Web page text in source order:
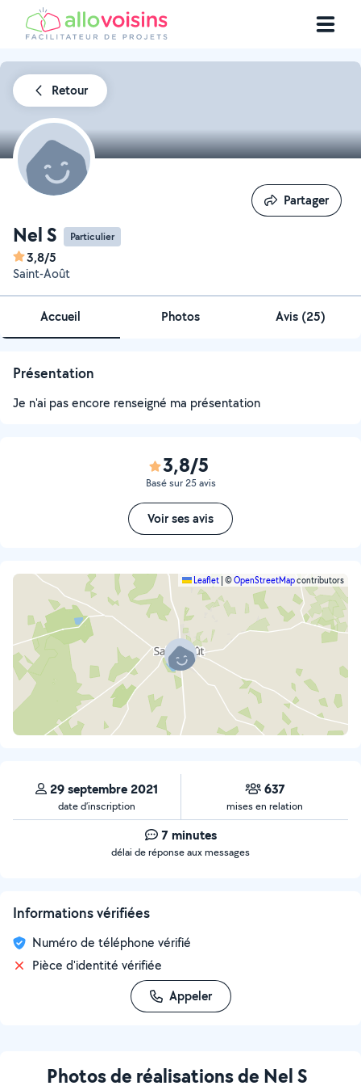
Retour
Nel S Particulier
3,8/5
Saint-Août
Partager
Partager
Accueil Photos Avis (25)
Présentation
Je n'ai pas encore renseigné ma présentation
3,8/5
Basé sur 25 avis
Voir ses avis
Leaflet ©OpenStreetMapcontributors
29 septembre 2021
date d’inscription
637
mises en relation
7 minutes
délai de réponse aux messages
Informations vérifiées
Numéro de téléphone vérifié
Pièce d'identité vérifiée
Appeler
Photos de réalisations de Nel S